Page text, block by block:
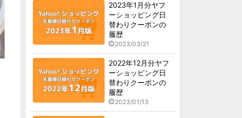
2023年1月分ヤフ
ーショッピング日
替わりクーポンの
履歴
2023/03/21
2022年12月分ヤフ
ーショッピング日
替わりクーポンの
履歴
2023/01/13